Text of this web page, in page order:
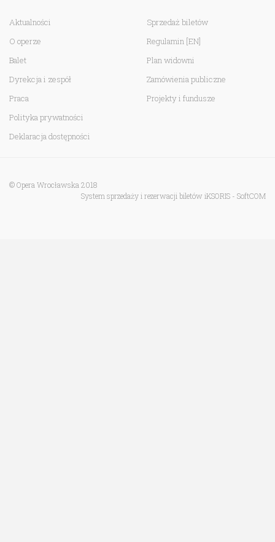
Aktualności
O operze
Balet
Dyrekcja i zespół
Praca
Polityka prywatności
Deklaracja dostępności
Sprzedaż biletów
Regulamin [EN]
Plan widowni
Zamówienia publiczne
Projekty i fundusze
© Opera Wrocławska 2018
System sprzedaży i rezerwacji biletów iKSORIS - SoftCOM